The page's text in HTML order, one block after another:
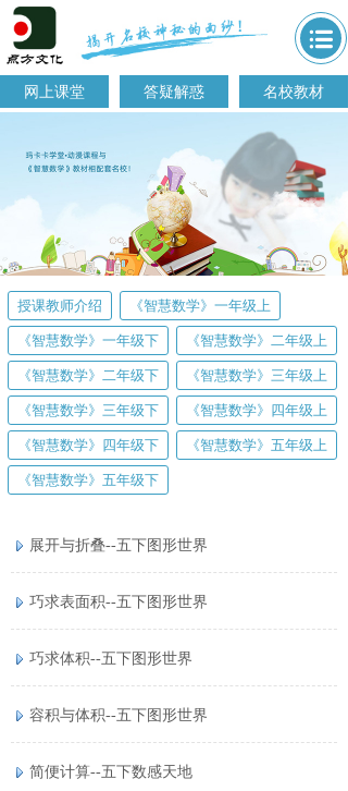
网上课堂 答疑解惑 名校教材
授课教师介绍 《智慧数学》一年级上
《智慧数学》一年级下 《智慧数学》二年级上
《智慧数学》二年级下 《智慧数学》三年级上
《智慧数学》三年级下 《智慧数学》四年级上
《智慧数学》四年级下 《智慧数学》五年级上
《智慧数学》五年级下
展开与折叠--五下图形世界
巧求表面积--五下图形世界
巧求体积--五下图形世界
容积与体积--五下图形世界
简便计算--五下数感天地